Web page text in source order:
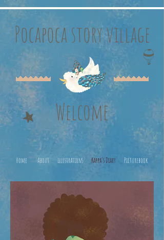
Welcome
Pocapoca story village
Home About illustrations Kappa's Diary Picturebook